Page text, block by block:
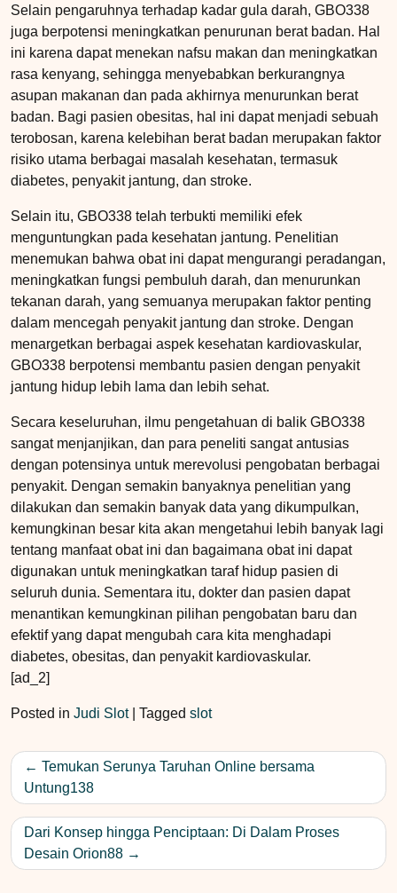
Selain pengaruhnya terhadap kadar gula darah, GBO338
juga berpotensi meningkatkan penurunan berat badan. Hal
ini karena dapat menekan nafsu makan dan meningkatkan
rasa kenyang, sehingga menyebabkan berkurangnya
asupan makanan dan pada akhirnya menurunkan berat
badan. Bagi pasien obesitas, hal ini dapat menjadi sebuah
terobosan, karena kelebihan berat badan merupakan faktor
risiko utama berbagai masalah kesehatan, termasuk
diabetes, penyakit jantung, dan stroke.
Selain itu, GBO338 telah terbukti memiliki efek
menguntungkan pada kesehatan jantung. Penelitian
menemukan bahwa obat ini dapat mengurangi peradangan,
meningkatkan fungsi pembuluh darah, dan menurunkan
tekanan darah, yang semuanya merupakan faktor penting
dalam mencegah penyakit jantung dan stroke. Dengan
menargetkan berbagai aspek kesehatan kardiovaskular,
GBO338 berpotensi membantu pasien dengan penyakit
jantung hidup lebih lama dan lebih sehat.
Secara keseluruhan, ilmu pengetahuan di balik GBO338
sangat menjanjikan, dan para peneliti sangat antusias
dengan potensinya untuk merevolusi pengobatan berbagai
penyakit. Dengan semakin banyaknya penelitian yang
dilakukan dan semakin banyak data yang dikumpulkan,
kemungkinan besar kita akan mengetahui lebih banyak lagi
tentang manfaat obat ini dan bagaimana obat ini dapat
digunakan untuk meningkatkan taraf hidup pasien di
seluruh dunia. Sementara itu, dokter dan pasien dapat
menantikan kemungkinan pilihan pengobatan baru dan
efektif yang dapat mengubah cara kita menghadapi
diabetes, obesitas, dan penyakit kardiovaskular.
[ad_2]
Posted in Judi Slot| Tagged slot
Post
navigation
Temukan Serunya Taruhan Online bersama
Untung138
Dari Konsep hingga Penciptaan: Di Dalam Proses
Desain Orion88